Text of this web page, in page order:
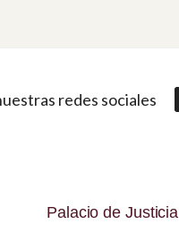
redes sociales
Palacio de Justicia